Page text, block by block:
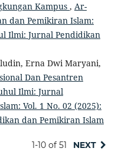
Kampus , Ar-
dan Pemikiran Islam:
Ilmi: Jurnal Pendidikan
Erna Dwi Maryani,
Dan Pesantren
Ilmi: Jurnal
Vol. 1 No. 02 (2025):
dan Pemikiran Islam
1-10 of 51 NEXT